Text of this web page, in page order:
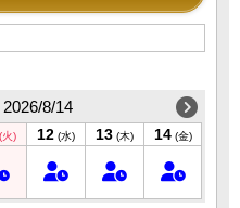
8/14
(火) 12 (水) 13 (木) 14 (金)